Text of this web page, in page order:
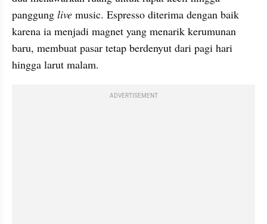
panggung live music. Espresso diterima dengan baik
karena ia menjadi magnet yang menarik kerumunan
baru, membuat pasar tetap berdenyut dari pagi hari
hingga larut malam.
ADVERTISEMENT